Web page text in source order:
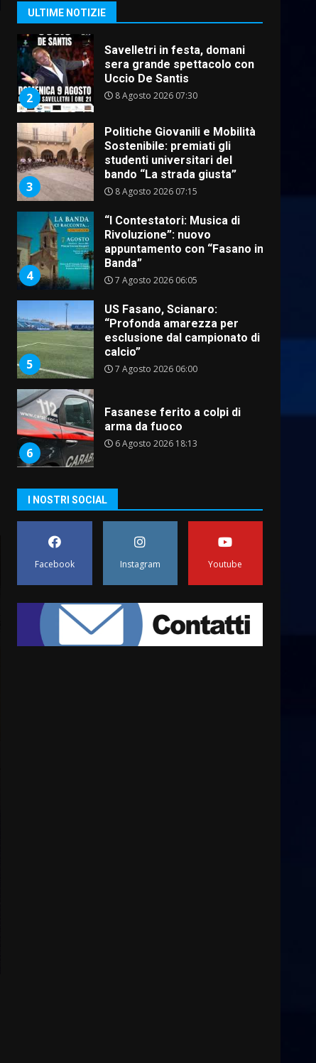
ULTIME NOTIZIE
2
3
Politiche Giovanili e Mobilità
Sostenibile: premiati gli
studenti universitari del
bando “La strada giusta”
8 Agosto 2026 07:15
4
“I Contestatori: Musica di
Rivoluzione”: nuovo
appuntamento con “Fasano in
Banda”
7 Agosto 2026 06:05
5
US Fasano, Scianaro:
“Profonda amarezza per
esclusione dal campionato di
calcio”
7 Agosto 2026 06:00
6
Fasanese ferito a colpi di
arma da fuoco
6 Agosto 2026 18:13
7
piano di aperture
straordinarie del Comune di
Fasano
ufficialmente la Festa di
Savelletri
8 Agosto 2026 11:00
Savelletri in festa, domani
Uccio De Santis
8 Agosto 2026 07:30
I NOSTRI SOCIAL
Facebook Instagram Youtube